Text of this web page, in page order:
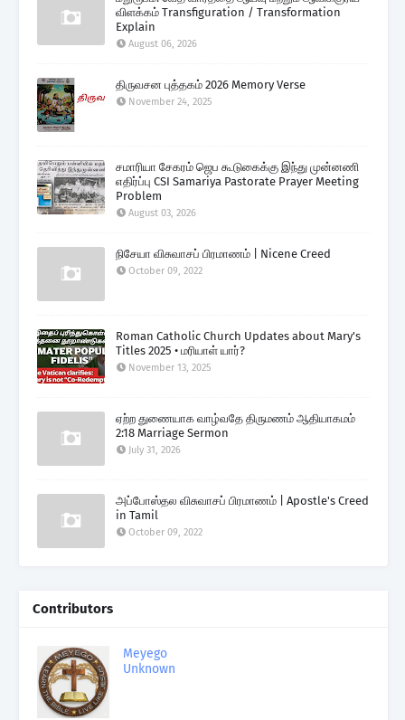
விளக்கம் Transfiguration / Transformation
Explain
August 06, 2026
திருவசன புத்தகம் 2026 Memory Verse
November 24, 2025
சமாரியா சேகரம் ஜெப கூடுகைக்கு இந்து முன்னணி
எதிர்ப்பு CSI Samariya Pastorate Prayer Meeting
Problem
August 03, 2026
நிசேயா விசுவாசப் பிரமாணம் | Nicene Creed
October 09, 2022
Roman Catholic Church Updates about Mary's
Titles 2025 • மரியாள் யார்?
November 13, 2025
ஏற்ற துணையாக வாழ்வதே திருமணம் ஆதியாகமம்
2:18 Marriage Sermon
July 31, 2026
அப்போஸ்தல விசுவாசப் பிரமாணம் | Apostle's Creed
in Tamil
October 09, 2022
Contributors
Meyego
Unknown